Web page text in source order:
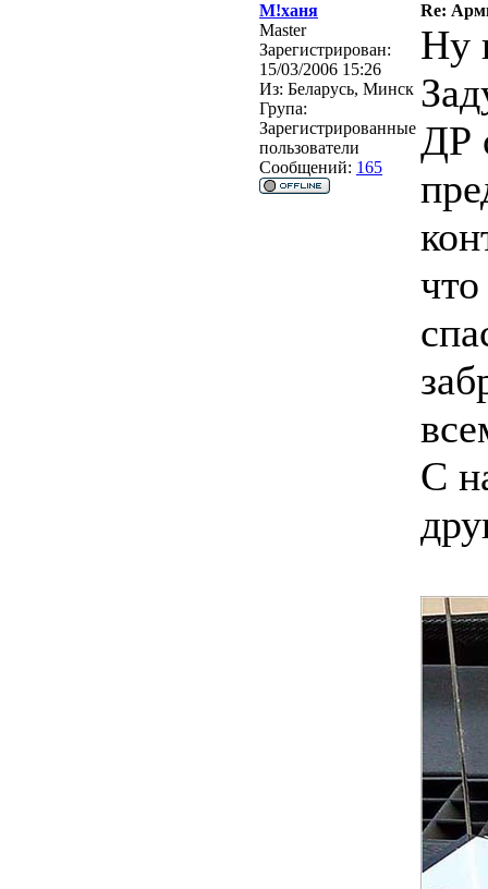
М!ханя
Re:
Master
Зарегистрирован:
15/03/2006 15:26
Из: Беларусь, Минск
Група:
Зарегистрированные
пользователи
Сообщений: 165
Ну
ДР
С